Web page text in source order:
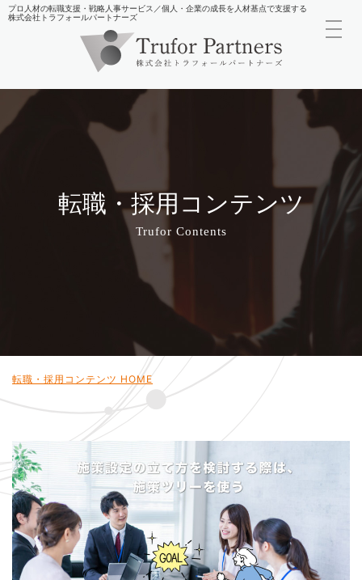
プロ人材の転職支援・戦略人事サービス／個人・企業の成長を人材基点で支援する
株式会社トラフォールパートナーズ
転職・採用コンテンツ
転職・採用コンテンツ HOME